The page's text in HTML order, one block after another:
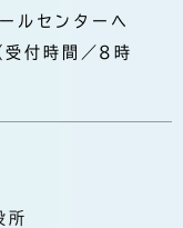
ールセンターへ
付時間／8時
所